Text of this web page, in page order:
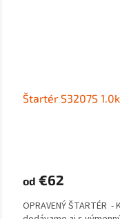
Štartér S3207S
od €62
OPRAVENÝ ŠTARTÉR -